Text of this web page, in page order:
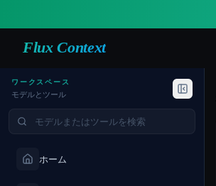
Flux Context
ワークスペース
モデルとツール
モデルやツールを検索
ホーム